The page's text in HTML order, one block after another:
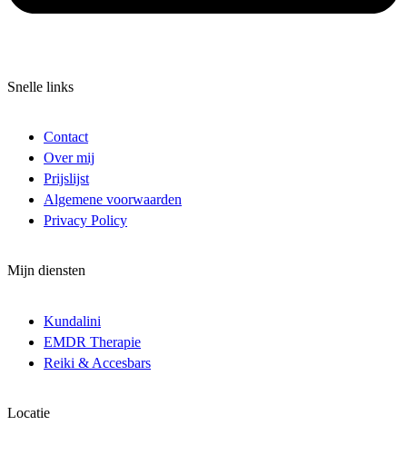
Snelle links
Contact
Over mij
Prijslijst
Algemene voorwaarden
Privacy Policy
Mijn diensten
Kundalini
EMDR Therapie
Reiki & Accesbars
Locatie